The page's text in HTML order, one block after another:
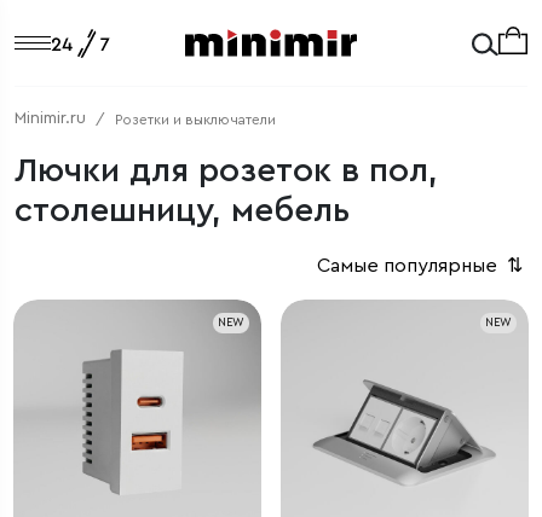
Minimir.ru Розетки и выключатели
Лючки для розеток в пол,
столешницу, мебель
Самые популярные ⇅
NEW NEW